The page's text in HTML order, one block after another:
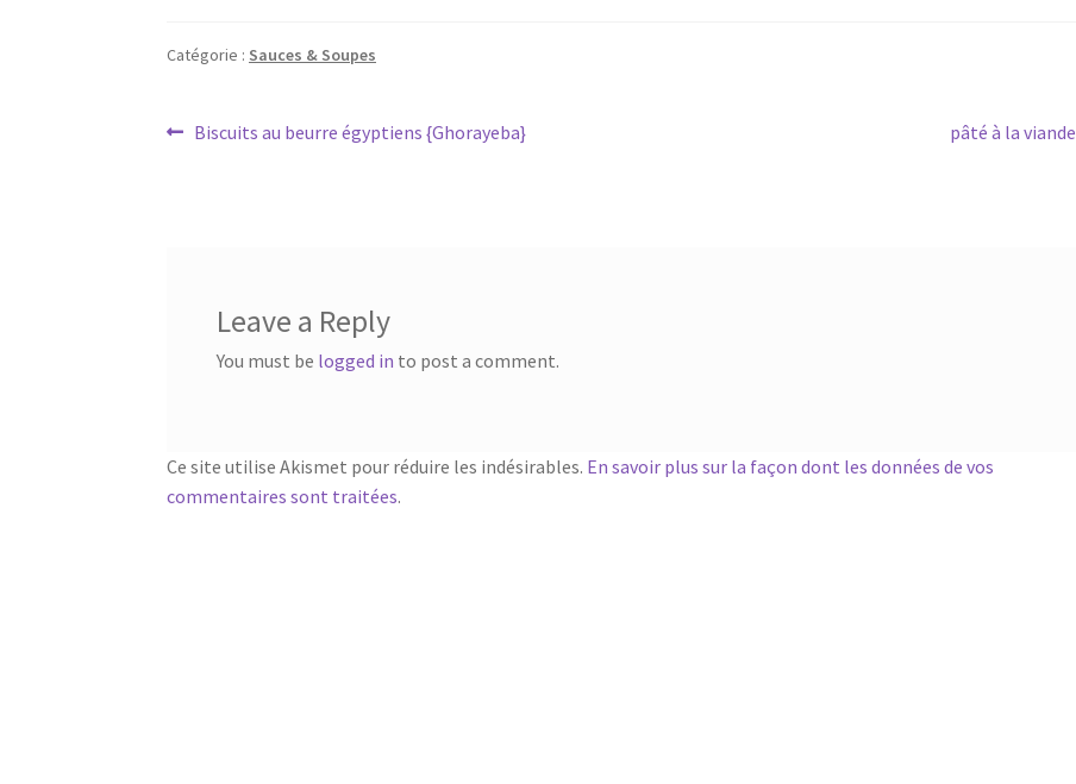
Catégorie : Sauces & Soupes
Post
Article
Biscuits au beurre égyptiens {Ghorayeba}
Article
pâté à la viande
Leave a Reply
You must be logged in to post a comment.
Ce site utilise Akismet pour réduire les indésirables. En savoir plus sur la façon dont les données de vos
commentaires sont traitées.